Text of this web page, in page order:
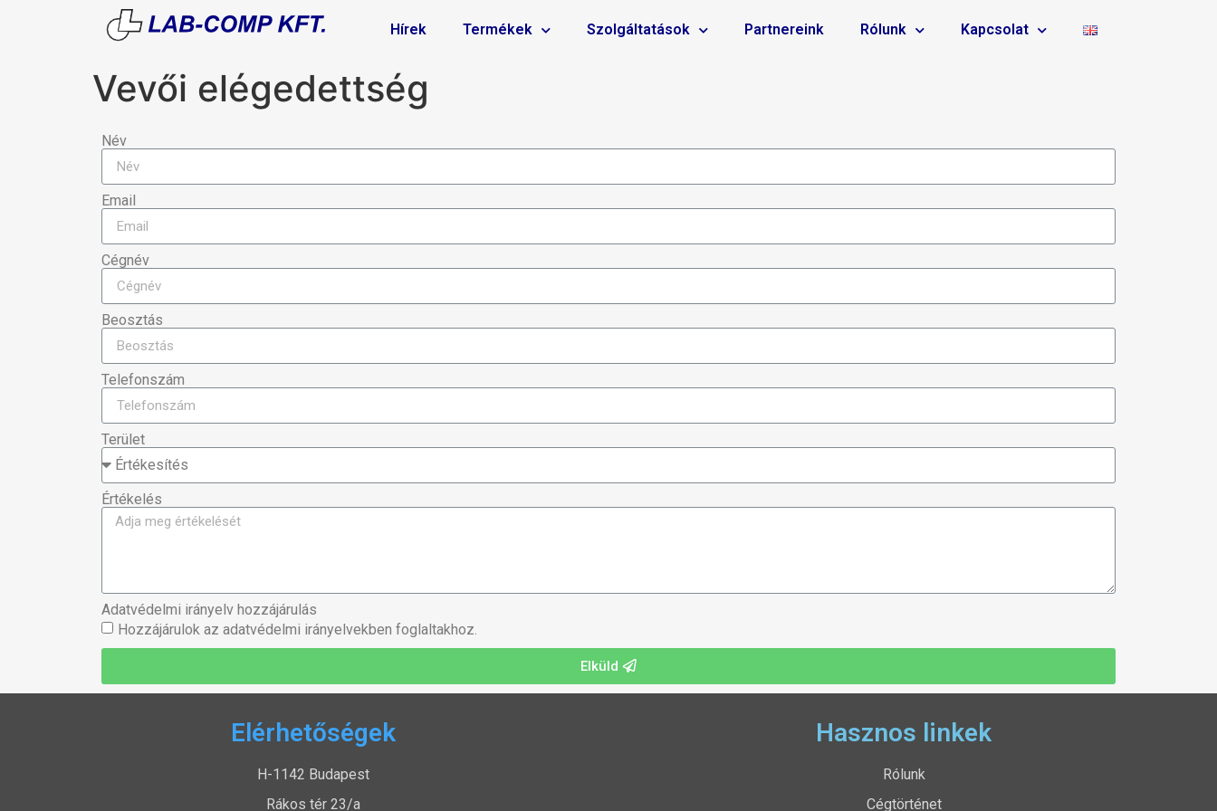
Hírek Termékek Szolgáltatások Partnereink Rólunk Kapcsolat
Vevői elégedettség
Név
Email
Cégnév
Beosztás
Telefonszám
Terület
Értékelés
Adatvédelmi irányelv hozzájárulás
Hozzájárulok az adatvédelmi irányelvekben foglaltakhoz.
Elküld
Elérhetőségek
H-1142 Budapest
Rákos tér 23/a
Hasznos linkek
Rólunk
Cégtörténet